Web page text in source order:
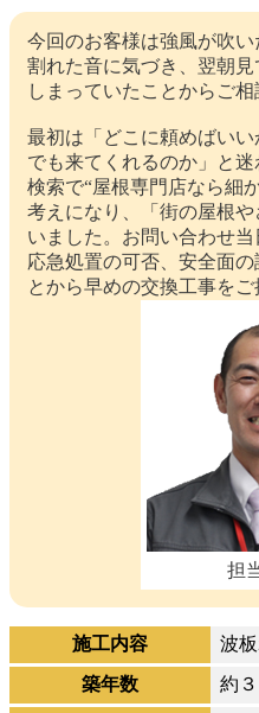
今回のお客様は強風が吹
割れた音に気づき、翌朝
しまっていたことからご相
最初は「どこに頼めばい
でも来てくれるのか」と
検索で“屋根専門店なら細
考えになり、「街の屋根
いました。お問い合わせ
応急処置の可否、安全面
とから早めの交換工事をご
担
施工内容
波
築年数
約